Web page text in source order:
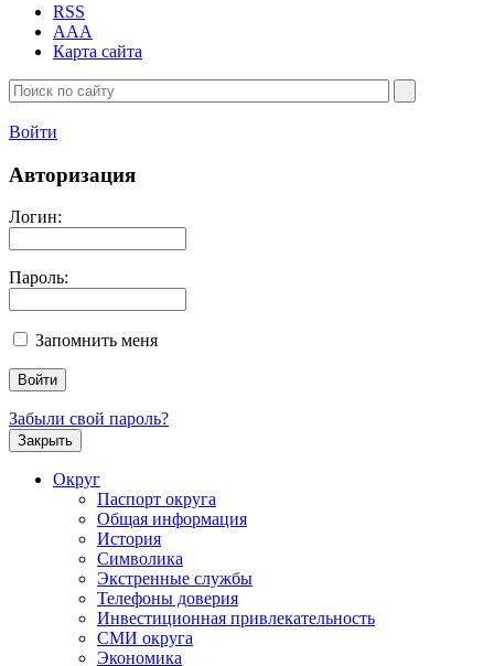
RSS
AAA
Карта сайта
Войти
Авторизация
Логин:
Пароль:
Запомнить меня
Забыли свой пароль?
Закрыть
Округ
Паспорт округа
Общая информация
История
Символика
Экстренные службы
Телефоны доверия
Инвестиционная привлекательность
СМИ округа
Экономика